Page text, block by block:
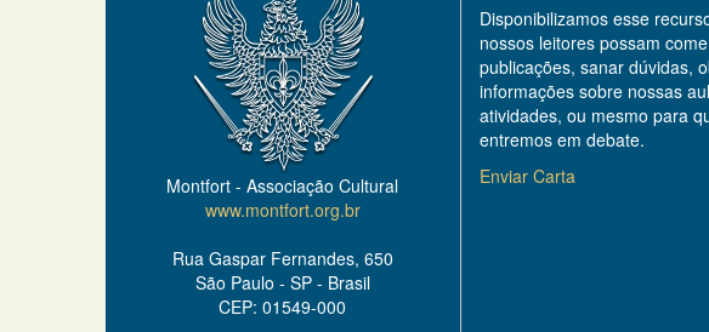
Montfort - Associação Cultural
www.montfort.org.br
Rua Gaspar Fernandes, 650
São Paulo - SP - Brasil
CEP: 01549-000
Disponibilizamos esse
nossos leitores possam
publicações, sanar dúvidas,
informações sobre nossas
atividades, ou mesmo para
entremos em debate.
Enviar Carta